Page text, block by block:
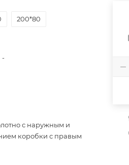
200*80
-
с наружным и
коробки с правым